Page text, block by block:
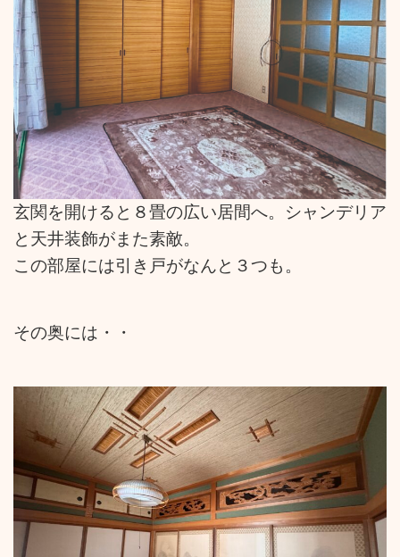
玄関を開けると８畳の広い居間へ。シャンデリア
と天井装飾がまた素敵。
この部屋には引き戸がなんと３つも。
その奥には・・